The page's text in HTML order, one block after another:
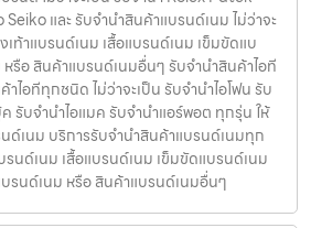
และ รับจำนำสินค้าแบรนด์เนม ไม่ว่าจะ
เท้าแบรนด์เนม เสื้อแบรนด์เนม เข็มขัดแบ
รือ สินค้าแบรนด์เนมอื่นๆ รับจำนำสินค้าไอที
ไอทีทุกชนิด ไม่ว่าจะเป็น รับจำนำไอโฟน รับ
รับจำนำไอแมค รับจำนำแอร์พอต ทุกรุ่น ให้
ด์เนม บริการรับจำนำสินค้าแบรนด์เนมทุก
รนด์เนม เสื้อแบรนด์เนม เข็มขัดแบรนด์เนม
รนด์เนม หรือ สินค้าแบรนด์เนมอื่นๆ